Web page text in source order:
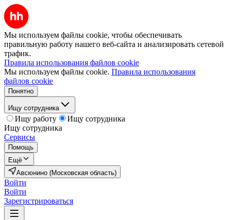
Мы используем файлы cookie, чтобы обеспечивать
правильную работу нашего веб-сайта и анализировать сетевой
трафик.
Правила использования файлов cookie
Мы используем файлы cookie. Правила использования
файлов cookie
Понятно
Ищу сотрудника
Ищу работу
Ищу сотрудника
Ищу сотрудника
Сервисы
Помощь
Ещё
Авсюнино (Московская область)
Войти
Войти
Зарегистрироваться